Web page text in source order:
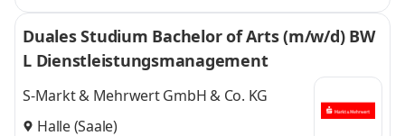
Duales Studium Bachelor of Arts (m/w/d) BW
L Dienstleistungsmanagement
S-Markt & Mehrwert GmbH & Co. KG
Halle (Saale)